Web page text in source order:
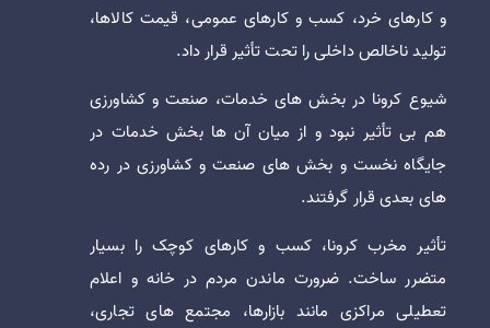
و کارهای خرد، کسب و کارهای عمومی، قیمت کالاها،
تولید ناخالص داخلی را تحت تأثیر قرار داد.
شیوع کرونا در بخش های خدمات، صنعت و کشاورزی
هم بی تأثیر نبود و از میان آن ها بخش خدمات در
جایگاه نخست و بخش های صنعت و کشاورزی در رده
های بعدی قرار گرفتند.
تأثیر مخرب کرونا، کسب و کارهای کوچک را بسیار
متضرر ساخت. ضرورت ماندن مردم در خانه و اعلام
تعطیلی مراکزی مانند بازارها، مجتمع های تجاری،